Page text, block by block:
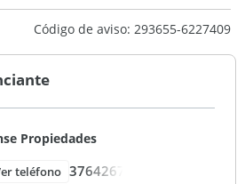
Código de aviso: 293655-6227409
Propiedades
teléfono 3764267